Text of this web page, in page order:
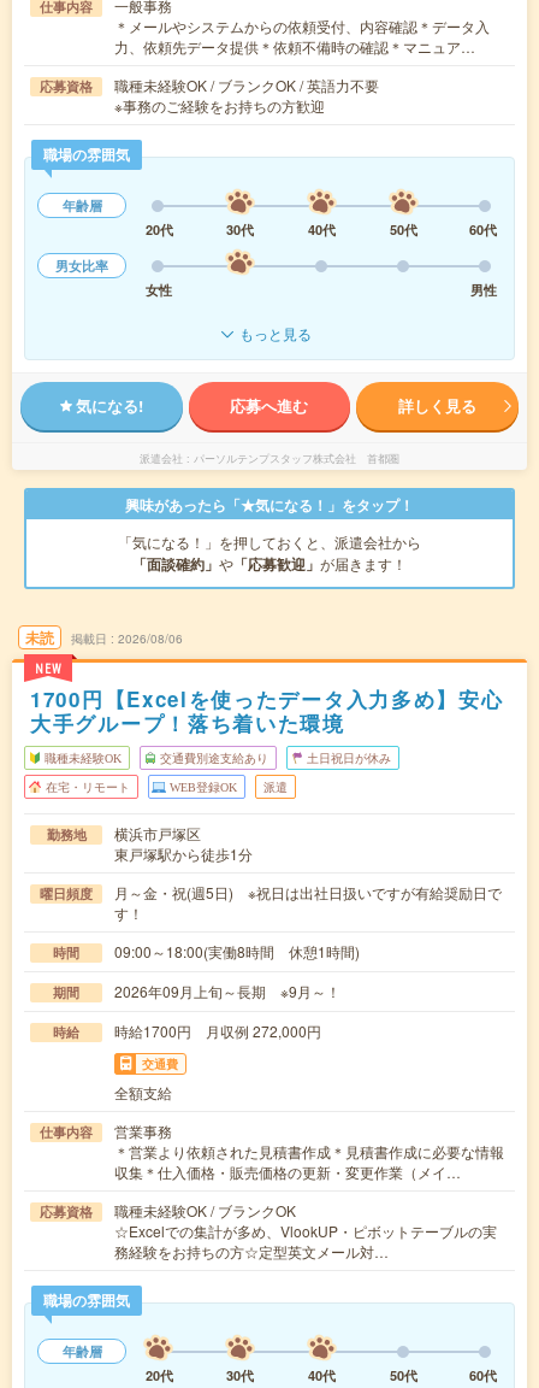
仕事内容
一般事務
＊メールやシステムからの依頼受付、内容確認＊データ入
力、依頼先データ提供＊依頼不備時の確認＊マニュア…
応募資格
職種未経験OK / ブランクOK / 英語力不要
※事務のご経験をお持ちの方歓迎
職場の雰囲気
年齢層
20代
30代 40代 50代
60代
男女比率
女性
男性
もっと見る
気になる! 応募へ進む 詳しく見る
派遣会社 パーソルテンプスタッフ株式会社 首都圏
興味があったら「★気になる！」をタップ！
「気になる！」を押しておくと、派遣会社から
「面談確約」 や 「応募歓迎」 が届きます！
未読
NEW
掲載日 2026/08/06
1700円【Excelを使ったデータ入力多め】安心
大手グループ！落ち着いた環境
職種未経験OK 交通費別途支給あり 土日祝日が休み
在宅・リモート WEB登録OK 派遣
勤務地
横浜市戸塚区
東戸塚駅から徒歩1分
曜日頻度
月～金・祝(週5日) ※祝日は出社日扱いですが有給奨励日で
す！
時間 09:00～18:00(実働8時間 休憩1時間)
期間 2026年09月上旬～長期 ※9月～！
時給 時給1700円 月収例 272,000円
交通費
全額支給
仕事内容
営業事務
＊営業より依頼された見積書作成＊見積書作成に必要な情報
収集＊仕入価格・販売価格の更新・変更作業（メイ…
応募資格
職種未経験OK / ブランクOK
☆Excelでの集計が多め、VlookUP・ピボットテーブルの実
務経験をお持ちの方☆定型英文メール対…
職場の雰囲気
年齢層
20代
30代 40代 50代
60代